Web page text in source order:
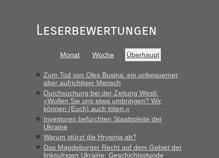
Bernd D-UAinBerichte und Reisetipps • Re: An welchem
„Bin am Montag 15.6.26 um 8 Uhr in Urgyniw ausgereist,
das erste Mal an einem Montagmorgen ca. 15 Fahrzeuge
vor mir, bin sonst der Erste oder Zweite, egal, nach ca 20
Minuten wurde dann die nächste Welle...“
Berichte und Reisetipps • Re: An welchem
Grenzübergang zwischen Polen und der Ukraine geht es am
schnellsten?
„Derzeit, ist es überall sehr voll an den Grenzen Ukraine/
Polen. Zb. Krakovets 100 PKW ca. 10 h Wartezeit. Wollen
Leserbewertungen
Monat Woche Überhaupt
Zum Tod von Oles Busina: ein unbequemer,
aber aufrichtiger Mensch
Durchsuchung bei der Zeitung Westi:
«Wollen Sie uns etwa umbringen? Wir
können (Euch) auch töten.»
Investoren befürchten Staatspleite der
Ukraine
Warum stürzt die Hrywnja ab?
Das Magdeburger Recht auf dem Gebiet der
linksufrigen Ukraine: Geschichtsstunde